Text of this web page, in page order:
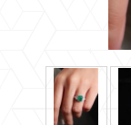
RARE DIAMOND
ติดต่อเรา
เกี่ยวกับเรา